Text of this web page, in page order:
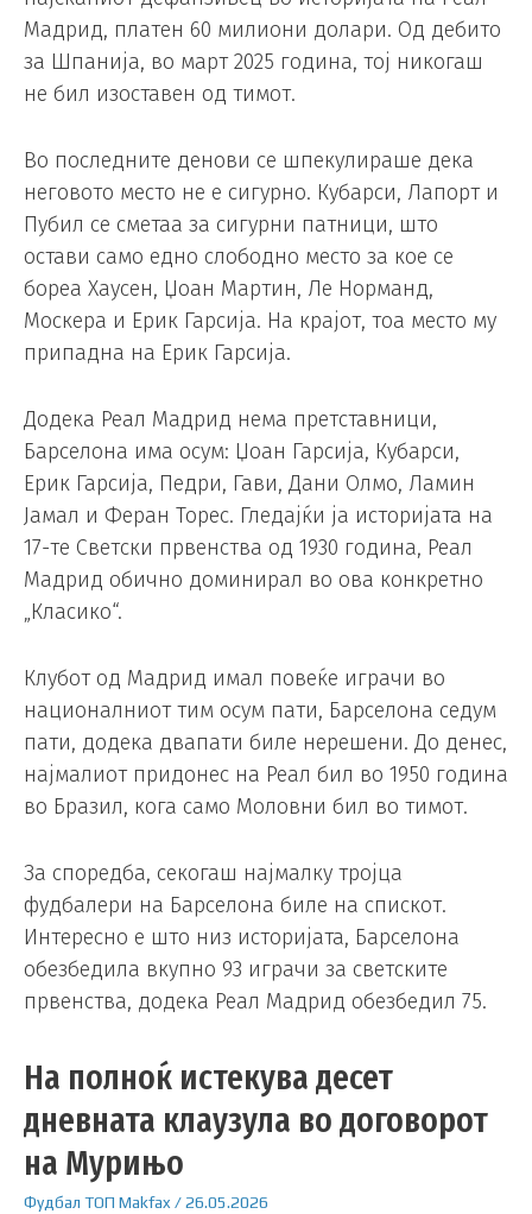
Мадрид, платен 60 милиони долари. Од дебито
за Шпанија, во март 2025 година, тој никогаш
не бил изоставен од тимот.
Во последните денови се шпекулираше дека
неговото место не е сигурно. Кубарси, Лапорт и
Пубил се сметаа за сигурни патници, што
остави само едно слободно место за кое се
бореа Хаусен, Џоан Мартин, Ле Норманд,
Москера и Ерик Гарсија. На крајот, тоа место му
припадна на Ерик Гарсија.
Додека Реал Мадрид нема претставници,
Барселона има осум: Џоан Гарсија, Кубарси,
Ерик Гарсија, Педри, Гави, Дани Олмо, Ламин
Јамал и Феран Торес. Гледајќи ја историјата на
17-те Светски првенства од 1930 година, Реал
Мадрид обично доминирал во ова конкретно
„Класико“.
Клубот од Мадрид имал повеќе играчи во
националниот тим осум пати, Барселона седум
пати, додека двапати биле нерешени. До денес,
најмалиот придонес на Реал бил во 1950 година
во Бразил, кога само Моловни бил во тимот.
За споредба, секогаш најмалку тројца
фудбалери на Барселона биле на спискот.
Интересно е што низ историјата, Барселона
обезбедила вкупно 93 играчи за светските
првенства, додека Реал Мадрид обезбедил 75.
На полноќ истекува десет
дневната клаузула во договорот
на Мурињо
Фудбал ТОП Makfax/26.05.2026